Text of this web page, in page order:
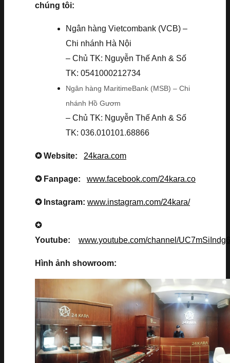
chúng tôi:
Ngân hàng Vietcombank (VCB) –
Chi nhánh Hà Nội
– Chủ TK: Nguyễn Thế Anh & Số
TK: 0541000212734
Ngân hàng MaritimeBank (MSB) – Chi
nhánh Hồ Gươm
– Chủ TK: Nguyễn Thế Anh & Số
TK: 036.010101.68866
✪ Website: 24kara.com
✪ Fanpage: www.facebook.com/24kara.co
✪ Instagram: www.instagram.com/24kara/
✪
Youtube: www.youtube.com/channel/
Hình ảnh showroom: